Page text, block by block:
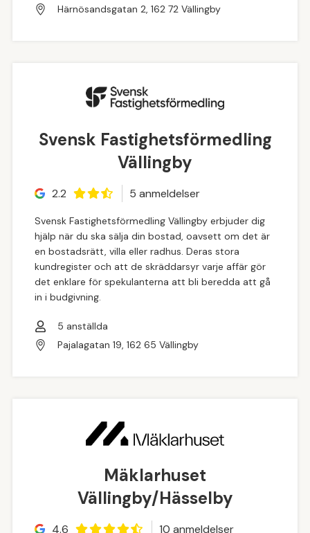
Härnösandsgatan 2, 162 72 Vällingby
Svensk Fastighetsförmedling
Vällingby
2.2 5 anmeldelser
Svensk Fastighetsförmedling Vällingby erbjuder dig
hjälp när du ska sälja din bostad, oavsett om det är
en bostadsrätt, villa eller radhus. Deras stora
kundregister och att de skräddarsyr varje affär gör
det enklare för spekulanterna att bli beredda att gå
in i budgivning.
5 anställda
Pajalagatan 19, 162 65 Vällingby
Mäklarhuset
Vällingby/Hässelby
4.6 10 anmeldelser